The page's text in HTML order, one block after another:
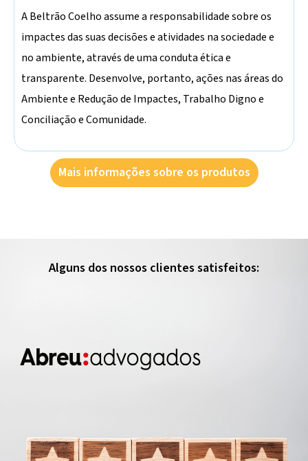
A Beltrão Coelho assume a responsabilidade sobre os
impactes das suas decisões e atividades na sociedade e
no ambiente, através de uma conduta ética e
transparente. Desenvolve, portanto, ações nas áreas do
Ambiente e Redução de Impactes, Trabalho Digno e
Conciliação e Comunidade.
Mais informações sobre os produtos
Alguns dos nossos clientes satisfeitos: